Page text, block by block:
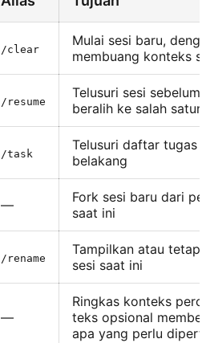
/clear
Mulai sesi baru,
membuang konteks
/resume
Telusuri sesi
beralih ke salah
/task
Telusuri daftar tugas
belakang
—
Fork sesi baru dari
saat ini
/rename
Tampilkan atau
sesi saat ini
—
Ringkas konteks
teks opsional
apa yang perlu